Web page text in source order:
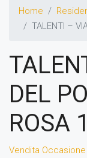
Home
TALENTI –
DEL
ROSA
Vendita Occasione